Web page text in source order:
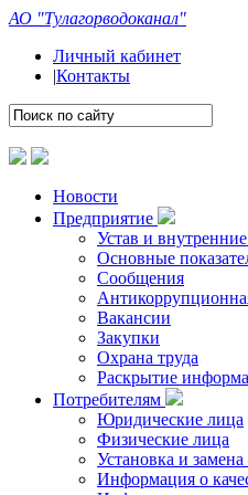
АО "Тулагорводоканал"
Личный кабинет
|Контакты
Новости
Предприятие
Устав и
Основные
Сообщения
Вакансии
Закупки
Охрана труда
Раскрытие
Потребителям
Юридические лица
Физические лица
Установка и
Информация о